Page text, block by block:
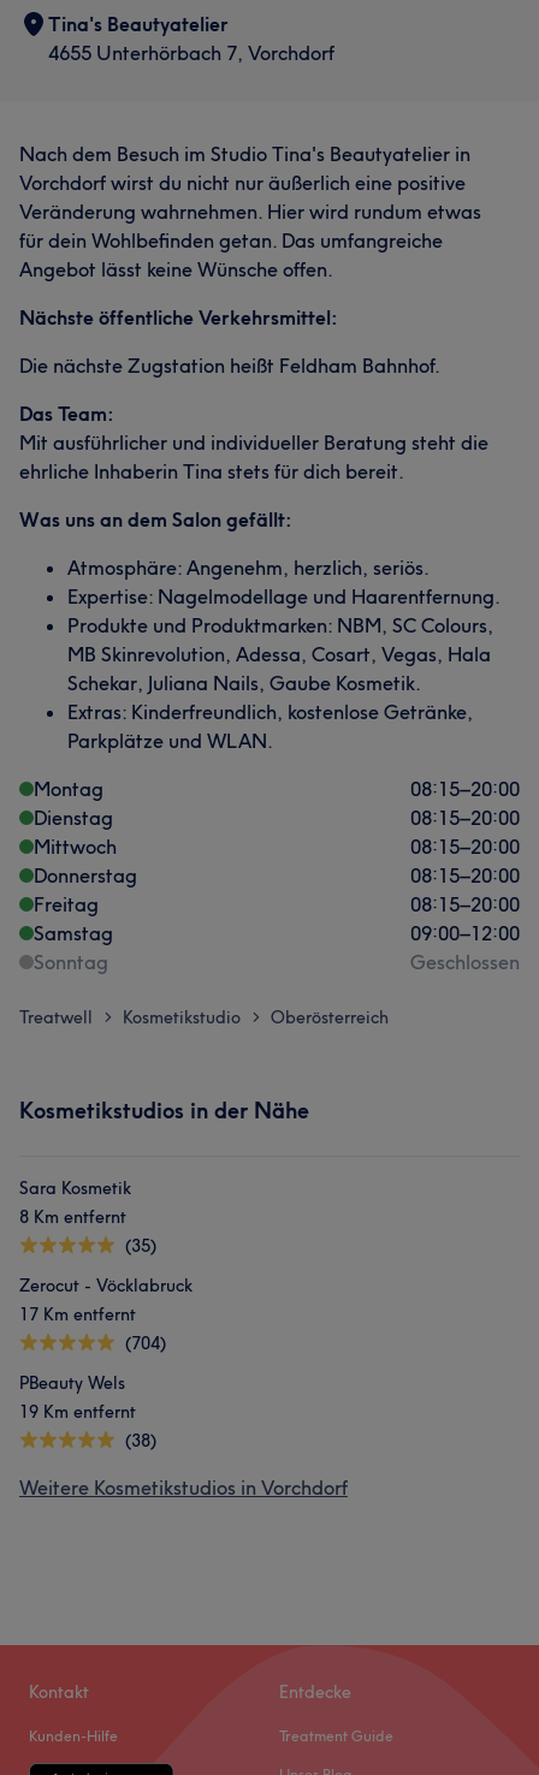
Tina's Beautyatelier
4655 Unterhörbach 7, Vorchdorf
Nach dem Besuch im Studio Tina's Beautyatelier in
Vorchdorf wirst du nicht nur äußerlich eine positive
Veränderung wahrnehmen. Hier wird rundum etwas
für dein Wohlbefinden getan. Das umfangreiche
Angebot lässt keine Wünsche offen.
Nächste öffentliche Verkehrsmittel:
Die nächste Zugstation heißt Feldham Bahnhof.
Das Team:
Mit ausführlicher und individueller Beratung steht die
ehrliche Inhaberin Tina stets für dich bereit.
Was uns an dem Salon gefällt:
Atmosphäre: Angenehm, herzlich, seriös.
Expertise: Nagelmodellage und Haarentfernung.
Produkte und Produktmarken: NBM, SC Colours,
MB Skinrevolution, Adessa, Cosart, Vegas, Hala
Schekar, Juliana Nails, Gaube Kosmetik.
Extras: Kinderfreundlich, kostenlose Getränke,
Parkplätze und WLAN.
Montag
08:15–20:00
Dienstag
08:15–20:00
Mittwoch
08:15–20:00
Donnerstag
08:15–20:00
Freitag
08:15–20:00
Samstag
09:00–12:00
Sonntag
Geschlossen
Treatwell > Kosmetikstudio > Oberösterreich
Kosmetikstudios in der Nähe
Sara Kosmetik
8 Km entfernt
(35)
Zerocut - Vöcklabruck
17 Km entfernt
(704)
PBeauty Wels
19 Km entfernt
(38)
Weitere Kosmetikstudios in Vorchdorf
Kontakt
Kunden-Hilfe
Entdecke
Treatment Guide